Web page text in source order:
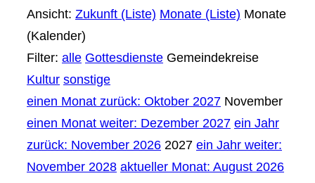
Ansicht: Zukunft (Liste) Monate (Liste) Monate
(Kalender)
Filter: alle Gottesdienste Gemeindekreise
Kultur sonstige
einen Monat zurück: Oktober 2027 November
einen Monat weiter: Dezember 2027 ein Jahr
zurück: November 2026 2027 ein Jahr weiter:
November 2028 aktueller Monat: August 2026